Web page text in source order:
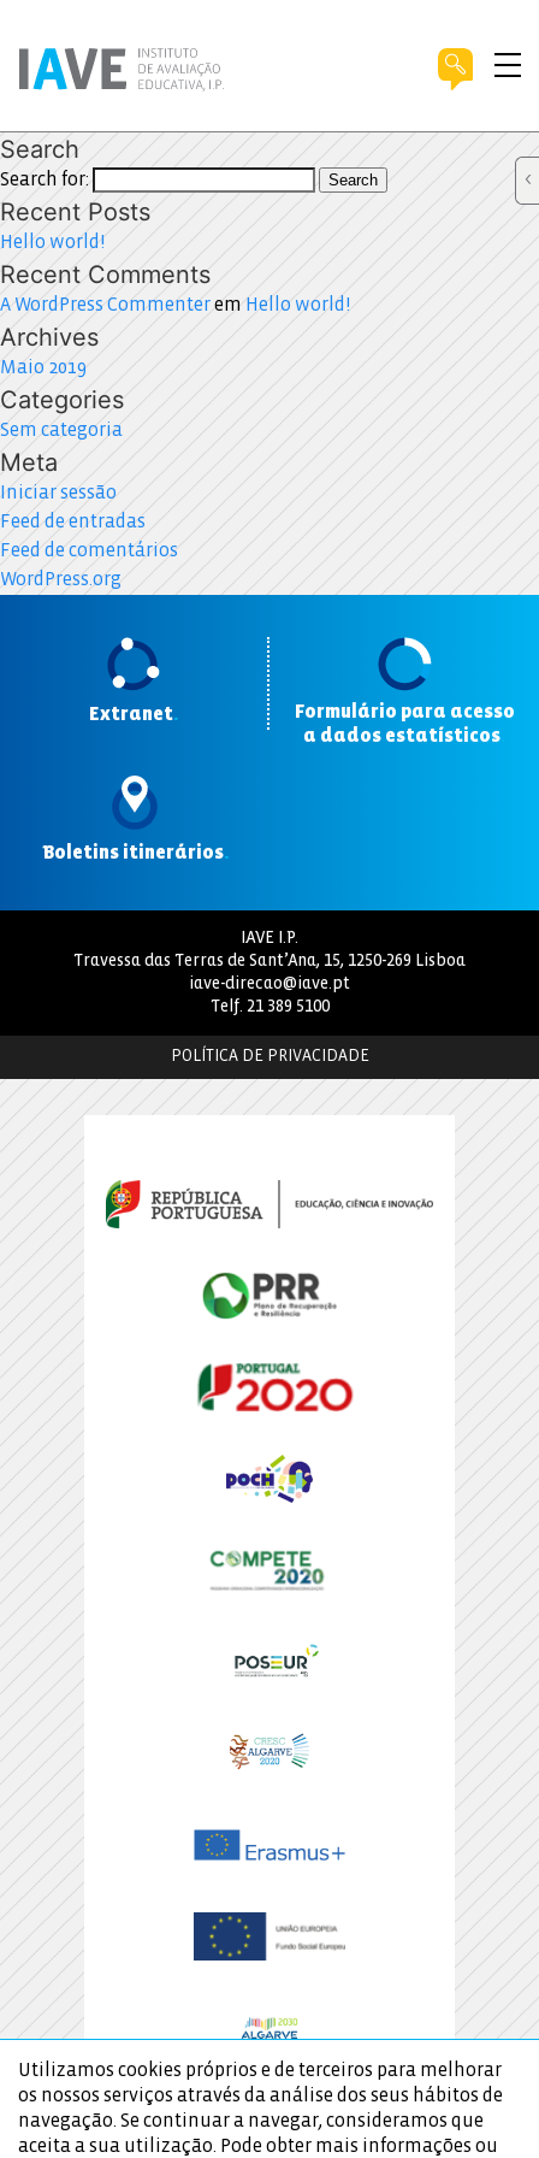
Search
Search for: Search
Recent Posts
Hello world!
Recent Comments
A WordPress Commenterem Hello world!
Archives
Maio 2019
Categories
Sem categoria
Meta
Iniciar sessão
Feed de entradas
Feed de comentários
WordPress.org
Extranet.
Formulário para acesso
a dados estatísticos
Boletins itinerários.
IAVE I.P.
Travessa das Terras de Sant’Ana, 15, 1250-269 Lisboa
iave-direcao@iave.pt
Telf. 21 389 5100
POLÍTICA DE PRIVACIDADE
Utilizamos cookies próprios e de terceiros para melhorar
os nossos serviços através da análise dos seus hábitos de
navegação. Se continuar a navegar, consideramos que
aceita a sua utilização. Pode obter mais informações ou